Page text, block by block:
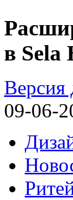
в Sela
Версия
09-06-